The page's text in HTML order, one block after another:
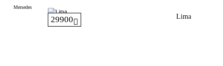
Mersedes
29900 Lima